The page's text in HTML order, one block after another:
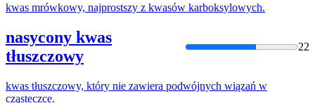
kwas mrówkowy, najprostszy z kwasów karboksylowych.
nasycony kwas
tłuszczowy
22
kwas tłuszczowy, który nie zawiera podwójnych wiązań w
cząsteczce.